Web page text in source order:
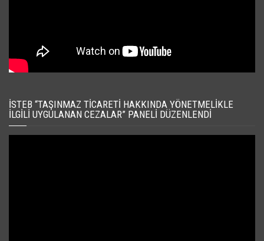
İSTEB “TAŞINMAZ TICARETI HAKKINDA YÖNETMELIKLE
İLGILI UYGULANAN CEZALAR” PANELI DÜZENLENDI